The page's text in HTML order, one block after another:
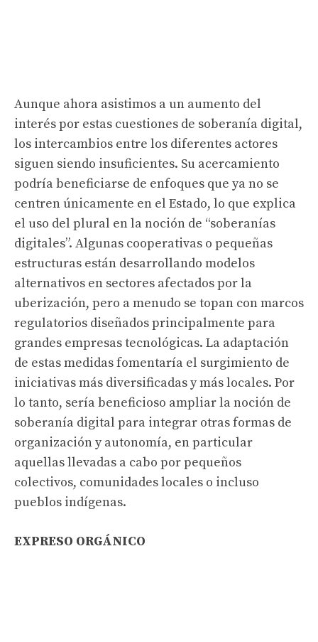
Aunque ahora asistimos a un aumento del
interés por estas cuestiones de soberanía digital,
los intercambios entre los diferentes actores
siguen siendo insuficientes. Su acercamiento
podría beneficiarse de enfoques que ya no se
centren únicamente en el Estado, lo que explica
el uso del plural en la noción de “soberanías
digitales”. Algunas cooperativas o pequeñas
estructuras están desarrollando modelos
alternativos en sectores afectados por la
uberización, pero a menudo se topan con marcos
regulatorios diseñados principalmente para
grandes empresas tecnológicas. La adaptación
de estas medidas fomentaría el surgimiento de
iniciativas más diversificadas y más locales. Por
lo tanto, sería beneficioso ampliar la noción de
soberanía digital para integrar otras formas de
organización y autonomía, en particular
aquellas llevadas a cabo por pequeños
colectivos, comunidades locales o incluso
pueblos indígenas.
EXPRESO ORGÁNICO